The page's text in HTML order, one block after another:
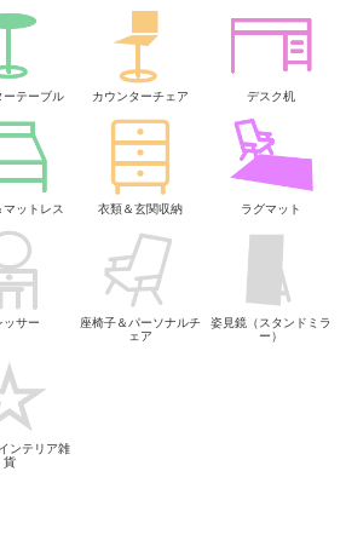
ーテーブル カウンターチェア デスク机
マットレス 衣類＆玄関収納 ラグマット
ッサー
座椅子＆パーソナルチ
ェア
姿見鏡（スタンドミラ
ー）
ンテリア雑
貨